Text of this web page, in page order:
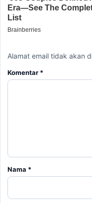
Alamat email tidak akan
Komentar *
Nama *